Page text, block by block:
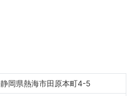
静岡県熱海市田原本町4-5